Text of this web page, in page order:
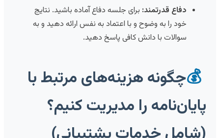
دفاع قدرتمند: برای جلسه دفاع آماده باشید. نتایج
خود را به وضوح و با اعتماد به نفس ارائه دهید و به
سوالات با دانش کافی پاسخ دهید.
💰چگونه هزینه‌های مرتبط با
پایان‌نامه را مدیریت کنیم؟